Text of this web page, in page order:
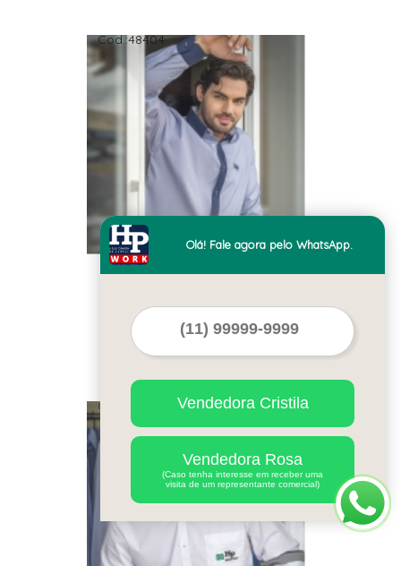
Cod.:48404
masculina lisa atacado
Mafra
Cod.:
Olá! Fale agora pelo WhatsApp.
Vendedora Cristila
Vendedora Rosa
(Caso tenha interesse em receber uma
visita de um representante comercial)